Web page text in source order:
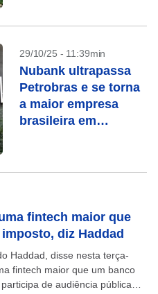
29/10/25 - 11:39min
Nubank ultrapassa
Petrobras e se torna
a maior empresa
brasileira em
fintech maior que
diz Haddad
Haddad, disse nesta terça-
fintech maior que um banco
de audiência pública